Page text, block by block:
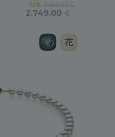
-72% 9.659,00 €
2.749,00 €